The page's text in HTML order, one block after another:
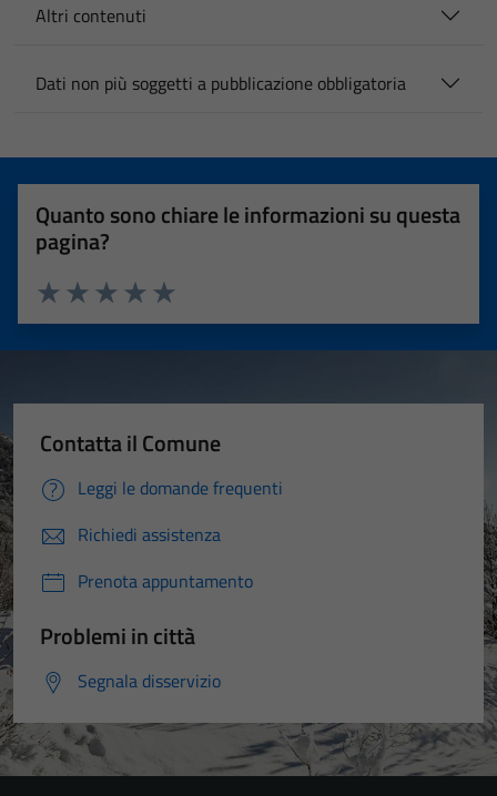
Altri contenuti
Dati non più soggetti a pubblicazione obbligatoria
Quanto sono chiare le informazioni su questa
pagina?
Valuta 5 stelle su 5
Valuta 4 stelle su 5
Valuta 3 stelle su 5
Valuta 2 stelle su 5
Valuta 1 stelle su 5
Contatta il Comune
Leggi le domande frequenti
Richiedi assistenza
Prenota appuntamento
Problemi in città
Segnala disservizio